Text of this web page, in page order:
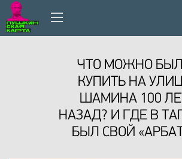
ЧТО МОЖНО
КУПИТЬ НА
ШАМИНА 100
НАЗАД? И ГДЕ В
БЫЛ СВОЙ